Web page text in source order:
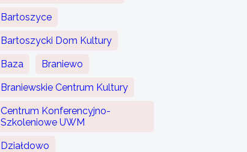
Bartoszyce
Bartoszycki Dom Kultury
Baza Braniewo
Braniewskie Centrum Kultury
Centrum Konferencyjno-
Szkoleniowe UWM
Działdowo